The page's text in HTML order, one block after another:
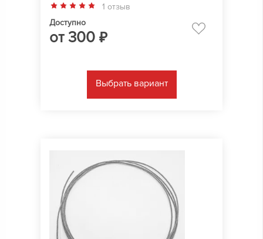
1 отзыв
Доступно
от300 ₽
Выбрать вариант